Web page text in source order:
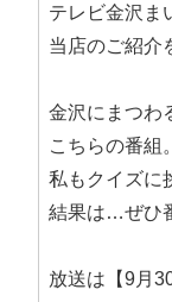
テレビ金沢ま
当店のご紹介
金沢にまつわ
こちらの番組。
私もクイズに
結果は…ぜひ
放送は【9月